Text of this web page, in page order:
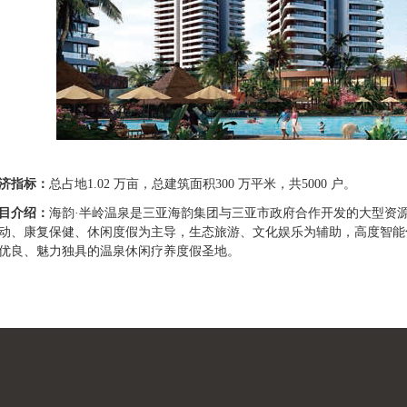
指标： 总占地1.02 万亩，总建筑面积300 万平米，共5000 户。
介绍： 海韵·半岭温泉是三亚海韵集团与三亚市政府合作开发的大型资
、康复保健、休闲度假为主导，生态旅游、文化娱乐为辅助，高度智能
良、魅力独具的温泉休闲疗养度假圣地。